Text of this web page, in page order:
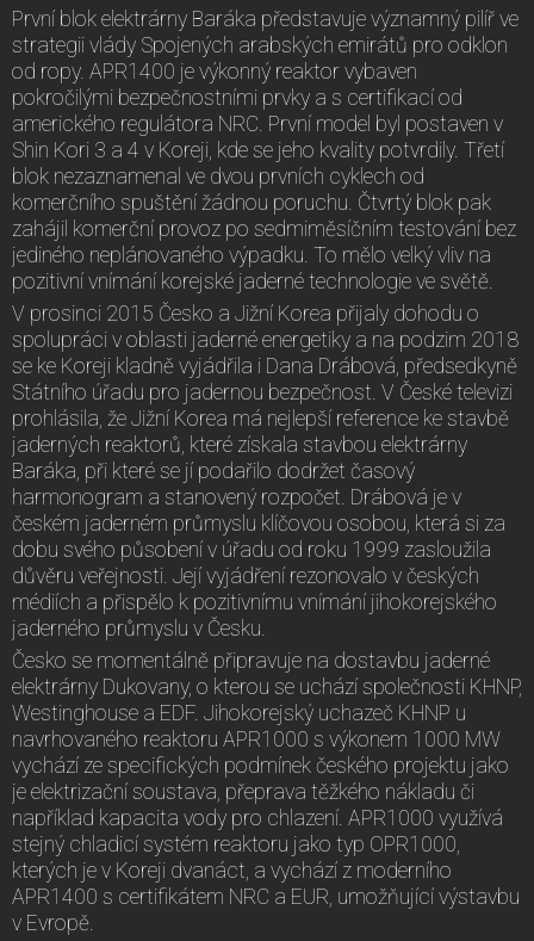
První blok elektrárny Baráka představuje významný pilíř ve
strategii vlády Spojených arabských emirátů pro odklon
od ropy. APR1400 je výkonný reaktor vybaven
pokročilými bezpečnostními prvky a s certifikací od
amerického regulátora NRC. První model byl postaven v
Shin Kori 3 a 4 v Koreji, kde se jeho kvality potvrdily. Třetí
blok nezaznamenal ve dvou prvních cyklech od
komerčního spuštění žádnou poruchu. Čtvrtý blok pak
zahájil komerční provoz po sedmiměsíčním testování bez
jediného neplánovaného výpadku. To mělo velký vliv na
pozitivní vnímání korejské jaderné technologie ve světě.
V prosinci 2015 Česko a Jižní Korea přijaly dohodu o
spolupráci v oblasti jaderné energetiky a na podzim 2018
se ke Koreji kladně vyjádřila i Dana Drábová, předsedkyně
Státního úřadu pro jadernou bezpečnost. V České televizi
prohlásila, že Jižní Korea má nejlepší reference ke stavbě
jaderných reaktorů, které získala stavbou elektrárny
Baráka, při které se jí podařilo dodržet časový
harmonogram a stanovený rozpočet. Drábová je v
českém jaderném průmyslu klíčovou osobou, která si za
dobu svého působení v úřadu od roku 1999 zasloužila
důvěru veřejnosti. Její vyjádření rezonovalo v českých
médiích a přispělo k pozitivnímu vnímání jihokorejského
jaderného průmyslu v Česku.
Česko se momentálně připravuje na dostavbu jaderné
elektrárny Dukovany, o kterou se uchází společnosti KHNP,
Westinghouse a EDF. Jihokorejský uchazeč KHNP u
navrhovaného reaktoru APR1000 s výkonem 1000 MW
vychází ze specifických podmínek českého projektu jako
je elektrizační soustava, přeprava těžkého nákladu či
například kapacita vody pro chlazení. APR1000 využívá
stejný chladicí systém reaktoru jako typ OPR1000,
kterých je v Koreji dvanáct, a vychází z moderního
APR1400 s certifikátem NRC a EUR, umožňující výstavbu
v Evropě.